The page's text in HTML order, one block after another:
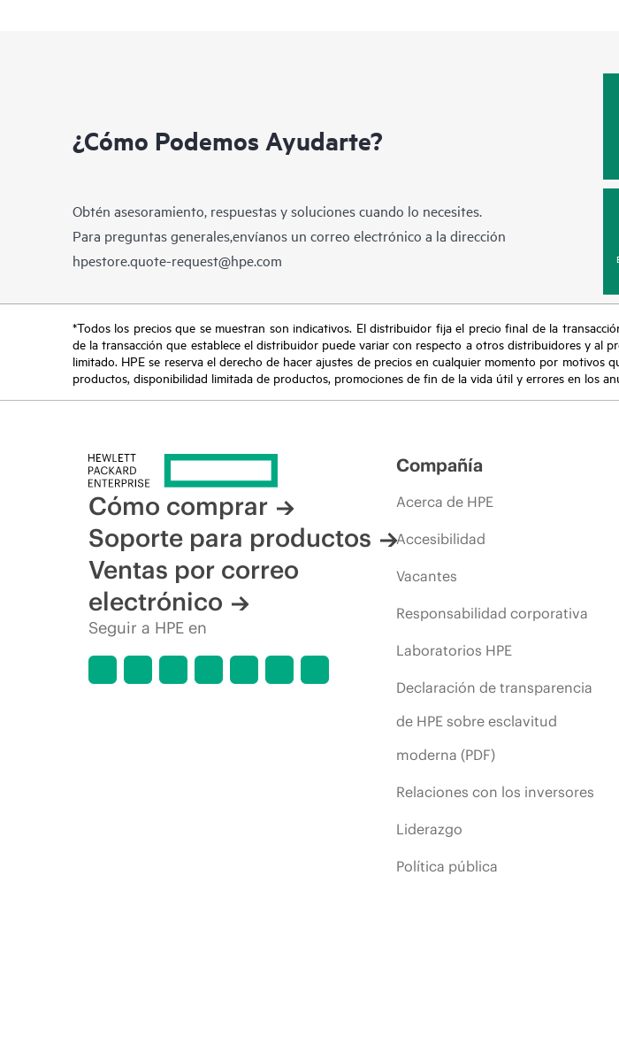
¿Cómo Podemos Ayudarte?
Obtén asesoramiento, respuestas y soluciones cuando lo necesites.
Para preguntas generales,envíanos un correo electrónico a la dirección
hpestore.quote-request@hpe.com
*Todos los precios que se muestran son indicativos. El distribuidor fija el precio final de la
de la transacción que establece el distribuidor puede variar con respecto a otros distribuidores y
limitado. HPE se reserva el derecho de hacer ajustes de precios en cualquier momento por
productos, disponibilidad limitada de productos, promociones de fin de la vida útil y errores en los
Cómo comprar
Soporte para productos
Ventas por correo
electrónico
Seguir a HPE en
Compañía
Acerca de HPE
Accesibilidad
Vacantes
Responsabilidad corporativa
Laboratorios HPE
Declaración de transparencia
de HPE sobre esclavitud
moderna (PDF)
Relaciones con los inversores
Liderazgo
Política pública